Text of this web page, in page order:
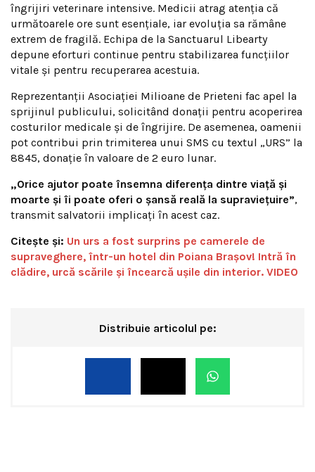
îngrijiri veterinare intensive. Medicii atrag atenția că
următoarele ore sunt esențiale, iar evoluția sa rămâne
extrem de fragilă. Echipa de la Sanctuarul Libearty
depune eforturi continue pentru stabilizarea funcțiilor
vitale și pentru recuperarea acestuia.
Reprezentanții Asociației Milioane de Prieteni fac apel la
sprijinul publicului, solicitând donații pentru acoperirea
costurilor medicale și de îngrijire. De asemenea, oamenii
pot contribui prin trimiterea unui SMS cu textul „URS” la
8845, donație în valoare de 2 euro lunar.
„Orice ajutor poate însemna diferența dintre viață și
moarte și îi poate oferi o șansă reală la supraviețuire”,
transmit salvatorii implicați în acest caz.
Citește și: Un urs a fost surprins pe camerele de
supraveghere, într-un hotel din Poiana Brașov! Intră în
clădire, urcă scările și încearcă ușile din interior. VIDEO
Distribuie articolul pe: